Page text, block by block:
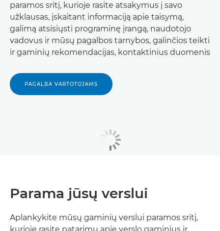
paramos sritį, kurioje rasite atsakymus į savo
užklausas, įskaitant informaciją apie taisymą,
galimą atsisiųsti programinę įrangą, naudotojo
vadovus ir mūsų pagalbos tarnybos, galinčios teikti
ir gaminių rekomendacijas, kontaktinius duomenis
PAGALBA VARTOTOJAMS
Parama jūsų verslui
Aplankykite mūsų gaminių verslui paramos sritį,